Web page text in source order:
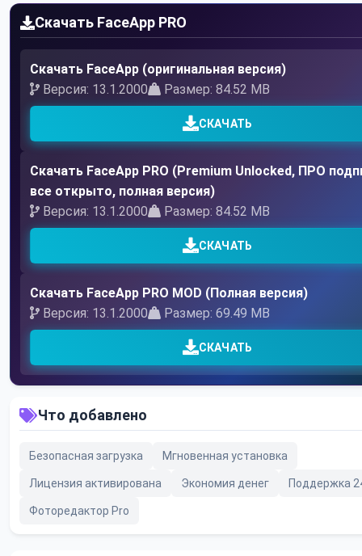
Скачать FaceApp PRO
Скачать FaceApp (оригинальная версия)
Версия: 13.1.2000
Размер: 84.52 MB
СКАЧАТЬ
Скачать FaceApp PRO (Premium Unlocked, ПРО
все открыто, полная версия)
Версия: 13.1.2000
Размер: 84.52 MB
СКАЧАТЬ
Скачать FaceApp PRO MOD (Полная версия)
Версия: 13.1.2000
Размер: 69.49 MB
СКАЧАТЬ
Что добавлено
Безопасная загрузка Мгновенная установка
Лицензия активирована Экономия денег Поддержка
Фоторедактор Pro